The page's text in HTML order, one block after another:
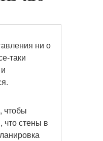
ни о
таки
чтобы
что стены в